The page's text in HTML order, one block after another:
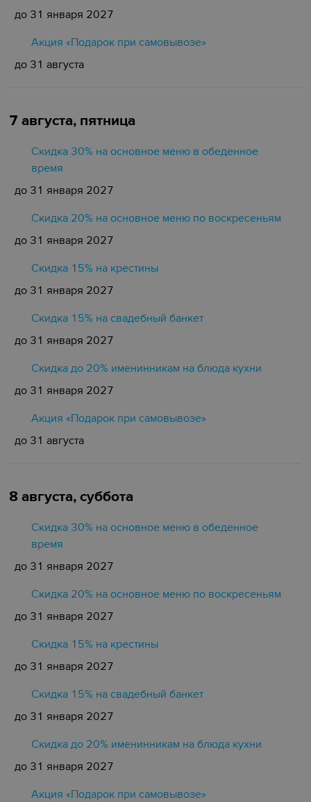
до 31 января 2027
Акция «Подарок при самовывозе»
до 31 августа
7 августа, пятница
Скидка 30% на основное меню в обеденное
время
до 31 января 2027
Скидка 20% на основное меню по воскресеньям
до 31 января 2027
Скидка 15% на крестины
до 31 января 2027
Cкидка 15% на свадебный банкет
до 31 января 2027
Скидка до 20% именинникам на блюда кухни
до 31 января 2027
Акция «Подарок при самовывозе»
до 31 августа
8 августа, суббота
Скидка 30% на основное меню в обеденное
время
до 31 января 2027
Скидка 20% на основное меню по воскресеньям
до 31 января 2027
Скидка 15% на крестины
до 31 января 2027
Cкидка 15% на свадебный банкет
до 31 января 2027
Скидка до 20% именинникам на блюда кухни
до 31 января 2027
Акция «Подарок при самовывозе»